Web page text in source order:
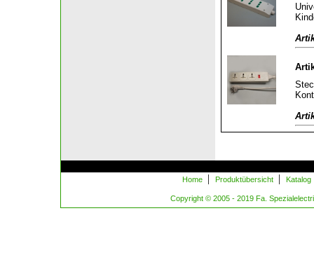
Home | Produktübersicht | Katalog
Copyright © 2005 - 2019 Fa.